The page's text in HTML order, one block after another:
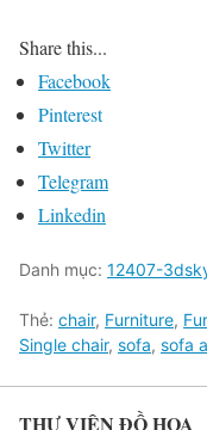
Share this...
Facebook
Pinterest
Twitter
Telegram
Linkedin
Danh mục: 12407-
Thẻ: chair, Furniture,
Single chair, sofa, sofa
THƯ VIỆN ĐỒ HỌA